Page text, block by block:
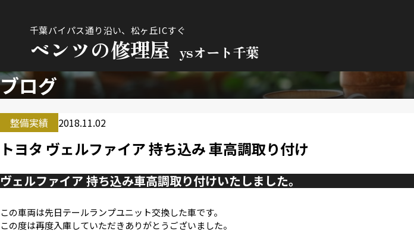
千葉バイパス通り沿い、松ヶ丘ICすぐ
ベンツの修理屋 ysオート千葉
ブログ
整備実績
2018.11.02
トヨタ ヴェルファイア 持ち込み 車高調取り付け
ヴェルファイア 持ち込み車高調取り付けいたしました。
この車両は先日テールランプユニット交換した車です。
この度は再度入庫していただきありがとうございました。